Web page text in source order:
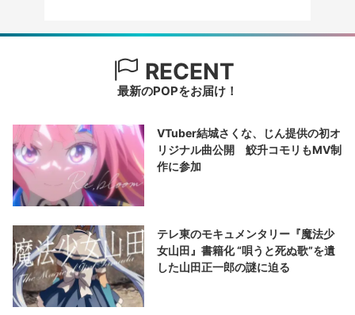
RECENT
最新のPOPをお届け！
VTuber結城さくな、じん提供の初オ
リジナル曲公開 鮫升コモリもMV制
作に参加
テレ東のモキュメンタリー『魔法少
女山田』書籍化 “唄うと死ぬ歌”を遺
した山田正一郎の謎に迫る